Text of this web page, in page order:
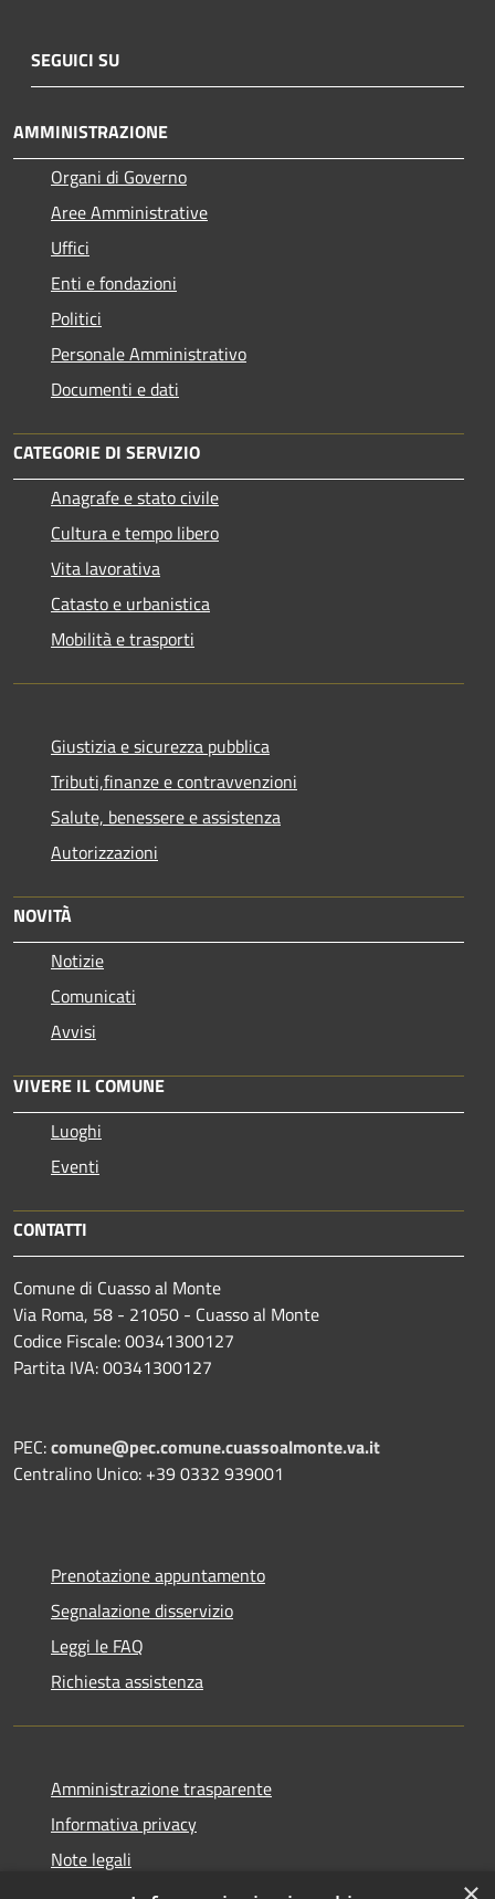
SEGUICI SU
AMMINISTRAZIONE
Organi di Governo
Aree Amministrative
Uffici
Enti e fondazioni
Politici
Personale Amministrativo
Documenti e dati
CATEGORIE DI SERVIZIO
Anagrafe e stato civile
Cultura e tempo libero
Vita lavorativa
Catasto e urbanistica
Mobilità e trasporti
Giustizia e sicurezza pubblica
Tributi,finanze e contravvenzioni
Salute, benessere e assistenza
Autorizzazioni
NOVITÀ
Notizie
Comunicati
Avvisi
VIVERE IL COMUNE
Luoghi
Eventi
CONTATTI
Comune di Cuasso al Monte
Via Roma, 58 - 21050 - Cuasso al Monte
Codice Fiscale: 00341300127
Partita IVA: 00341300127
PEC:comune@pec.comune.cuassoalmonte.va.it
Centralino Unico: +39 0332 939001
Prenotazione appuntamento
Segnalazione disservizio
Leggi le FAQ
Richiesta assistenza
Amministrazione trasparente
Informativa privacy
Note legali